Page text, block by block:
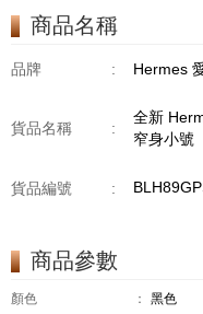
商品名稱
品牌 : Hermes
貨品名稱 :
全新
窄身小號
貨品編號 :
商品參數
顏色 ： 黑色